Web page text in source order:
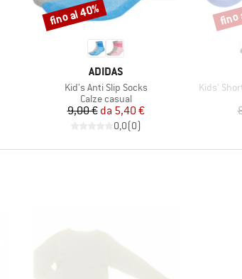
MARCHIO
ADIDAS
Articolo
Kid's Anti Slip Socks
Gruppo di prodotti
Calze casual
Prezzo
9,00 € Prezzo ridotto
da 5,40 €
0,0(0)
Sconto
fino al 40%
Articolo
Kids'
fino